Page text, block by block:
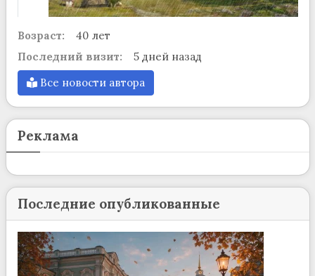
Возраст:
40 лет
Последний визит:
5 дней назад
Все новости автора
Реклама
Последние опубликованные